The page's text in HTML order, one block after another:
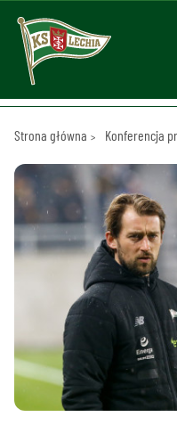
Strona główna Konferencja